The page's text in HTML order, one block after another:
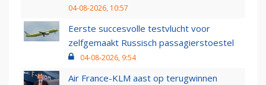
04-08-2026, 10:57
Eerste succesvolle testvlucht voor
zelfgemaakt Russisch passagierstoestel
04-08-2026, 9:54
Air France-KLM aast op terugwinnen